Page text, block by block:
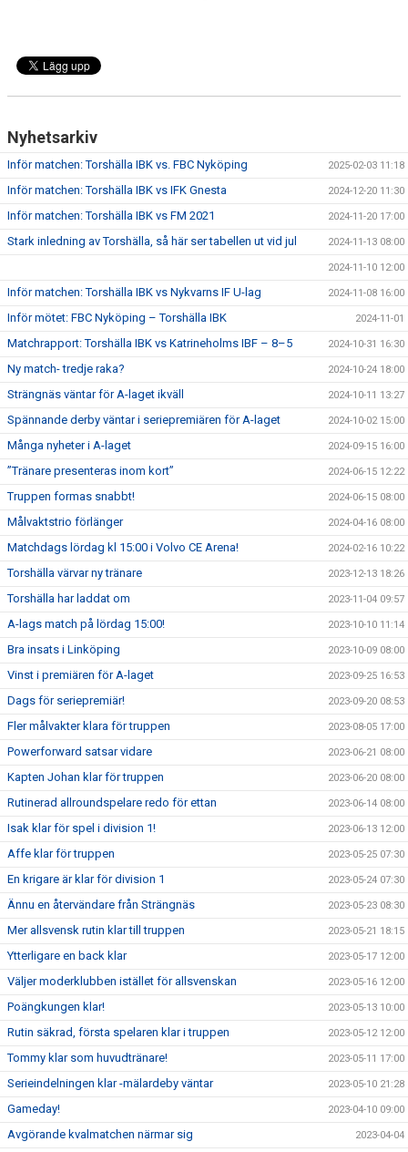
Nyhetsarkiv
Inför matchen: Torshälla IBK vs. FBC Nyköping 2025-02-03 11:18
Inför matchen: Torshälla IBK vs IFK Gnesta 2024-12-20 11:30
Inför matchen: Torshälla IBK vs FM 2021 2024-11-20 17:00
Stark inledning av Torshälla, så här ser tabellen ut vid jul 2024-11-13 08:00
2024-11-10 12:00
Inför matchen: Torshälla IBK vs Nykvarns IF U-lag 2024-11-08 16:00
Inför mötet: FBC Nyköping – Torshälla IBK 2024-11-01
Matchrapport: Torshälla IBK vs Katrineholms IBF – 8–5 2024-10-31 16:30
Ny match- tredje raka? 2024-10-24 18:00
Strängnäs väntar för A-laget ikväll 2024-10-11 13:27
Spännande derby väntar i seriepremiären för A-laget 2024-10-02 15:00
Många nyheter i A-laget 2024-09-15 16:00
”Tränare presenteras inom kort” 2024-06-15 12:22
Truppen formas snabbt! 2024-06-15 08:00
Målvaktstrio förlänger 2024-04-16 08:00
Matchdags lördag kl 15:00 i Volvo CE Arena! 2024-02-16 10:22
Torshälla värvar ny tränare 2023-12-13 18:26
Torshälla har laddat om 2023-11-04 09:57
A-lags match på lördag 15:00! 2023-10-10 11:14
Bra insats i Linköping 2023-10-09 08:00
Vinst i premiären för A-laget 2023-09-25 16:53
Dags för seriepremiär! 2023-09-20 08:53
Fler målvakter klara för truppen 2023-08-05 17:00
Powerforward satsar vidare 2023-06-21 08:00
Kapten Johan klar för truppen 2023-06-20 08:00
Rutinerad allroundspelare redo för ettan 2023-06-14 08:00
Isak klar för spel i division 1! 2023-06-13 12:00
Affe klar för truppen 2023-05-25 07:30
En krigare är klar för division 1 2023-05-24 07:30
Ännu en återvändare från Strängnäs 2023-05-23 08:30
Mer allsvensk rutin klar till truppen 2023-05-21 18:15
Ytterligare en back klar 2023-05-17 12:00
Väljer moderklubben istället för allsvenskan 2023-05-16 12:00
Poängkungen klar! 2023-05-13 10:00
Rutin säkrad, första spelaren klar i truppen 2023-05-12 12:00
Tommy klar som huvudtränare! 2023-05-11 17:00
Serieindelningen klar -mälardeby väntar 2023-05-10 21:28
Gameday! 2023-04-10 09:00
Avgörande kvalmatchen närmar sig 2023-04-04